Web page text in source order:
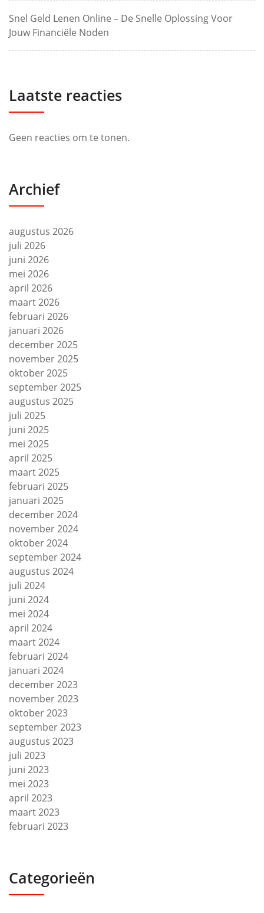
Snel Geld Lenen Online – De Snelle Oplossing Voor
Jouw Financiële Noden
Laatste reacties
Geen reacties om te tonen.
Archief
augustus 2026
juli 2026
juni 2026
mei 2026
april 2026
maart 2026
februari 2026
januari 2026
december 2025
november 2025
oktober 2025
september 2025
augustus 2025
juli 2025
juni 2025
mei 2025
april 2025
maart 2025
februari 2025
januari 2025
december 2024
november 2024
oktober 2024
september 2024
augustus 2024
juli 2024
juni 2024
mei 2024
april 2024
maart 2024
februari 2024
januari 2024
december 2023
november 2023
oktober 2023
september 2023
augustus 2023
juli 2023
juni 2023
mei 2023
april 2023
maart 2023
februari 2023
Categorieën